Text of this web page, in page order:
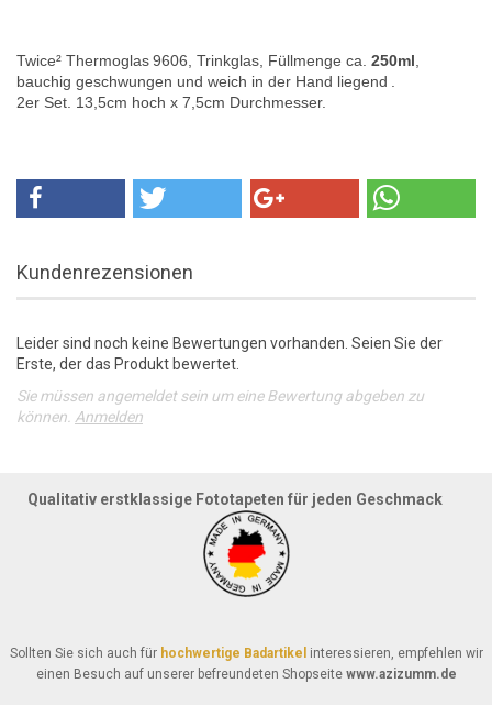
Twice² Thermoglas9606, Trinkglas, Füllmenge ca. 250ml
bauchig geschwungen und weich in der Hand liegend
2er Set. 13,5cm hoch x 7,5cm Durchmesser.
Kundenrezensionen
Leider sind noch keine Bewertungen vorhanden. Seien Sie der
Erste, der das Produkt bewertet.
Sie müssen angemeldet sein um eine Bewertung abgeben zu
können. Anmelden
Qualitativ erstklassige Fototapeten für jeden Geschmack
Sollten Sie sich auch für hochwertige Badartikel interessieren, empfehlen wir
einen Besuch auf unserer befreundeten Shopseite www.azizumm.de